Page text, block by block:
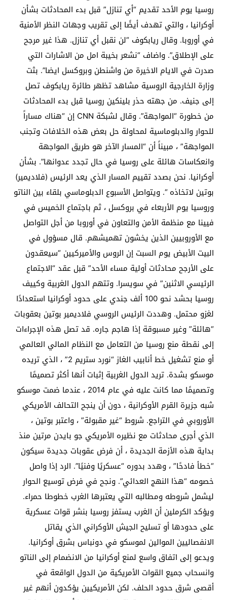
روسيا يوم الأحد تقديم “أي تنازل” قبل بدء المحادثات بشأن
أوكرانيا ، والتي تهدف أيضًا إلى تقريب وجهات النظر الأمنية
في أوروبا. وقال ريابكوف “لن نقبل أي تنازل. هذا غير مرجح
على الإطلاق”. واضاف “نشعر بخيبة امل من الاشارات التي
صدرت في الايام الاخيرة من واشنطن وبروكسل ايضا”. بثت
وزارة الخارجية الروسية مشاهد تظهر طائرة ريابكوف تصل
إلى جنيف. من جهته حذر بلينكين روسيا قبل بدء المحادثات
من خطورة “المواجهة”. وقال لشبكة CNN إن “هناك مساراً
للحوار والدبلوماسية لمحاولة حل بعض هذه الخلافات وتجنب
المواجهة” ، مبيناً أن “المسار الآخر هو طريق المواجهة
وانعكاسات هائلة على روسيا في حال تجدد عدوانها”. بشأن
أوكرانيا. نحن بصدد تقييم المسار الذي يعد الرئيس (فلاديمير)
بوتين لاتخاذه “. ويتواصل الأسبوع الدبلوماسي بلقاء بين الناتو
وروسيا يوم الأربعاء في بروكسل ، ثم باجتماع الخميس في
فيينا مع منظمة الأمن والتعاون في أوروبا من أجل التواصل
مع الأوروبيين الذين يخشون تهميشهم. قال مسؤول في
البيت الأبيض يوم السبت إن الروس والأميركيين “سيعقدون
على الأرجح محادثات أولية مساء الأحد” قبل عقد “الاجتماع
الرئيسي الاثنين” في سويسرا. وتتهم الدول الغربية وكييف
روسيا بحشد نحو 100 ألف جندي على حدود أوكرانيا استعدادًا
لغزو محتمل. وهددت الرئيس الروسي فلاديمير بوتين بعقوبات
“هائلة” وغير مسبوقة إذا هاجم جاره. قد تصل هذه الإجراءات
إلى نقطة منع روسيا من التعامل مع النظام المالي العالمي
أو منع تشغيل خط أنابيب الغاز “نورد ستريم 2” ، الذي تريده
موسكو بشدة. تريد الدول الغربية إثبات أنها أكثر تصميمًا
وتصميمًا مما كانت عليه في عام 2014 ، عندما ضمت موسكو
شبه جزيرة القرم الأوكرانية ، دون أن ينجح التحالف الأمريكي
الأوروبي في التراجع. شروط “غير مقبولة” ، واعتبر بوتين ،
الذي أجرى محادثات مع نظيره الأمريكي جو بايدن مرتين منذ
بداية هذه الأزمة الجديدة ، أن فرض عقوبات جديدة سيكون
“خطأ فادحًا” ، وهدد بدوره “عسكريًا وفنيًا”. الرد إذا واصل
خصومه “هذا النهج العدائي”. ونجح في فرض توسيع الحوار
ليشمل شروطه ومطالبه التي يعتبرها الغرب خطوطا حمراء.
ويؤكد الكرملين أن الغرب يستفز روسيا بنشر قوات عسكرية
على حدودها أو تسليح الجيش الأوكراني الذي يقاتل
الانفصاليين الموالين لموسكو في دونباس بشرق أوكرانيا.
ويدعو إلى اتفاق واسع لمنع أوكرانيا من الانضمام إلى الناتو
وانسحاب جميع القوات الأمريكية من الدول الواقعة في
أقصى شرق حدود الحلف. لكن الأمريكيين يؤكدون أنهم غير